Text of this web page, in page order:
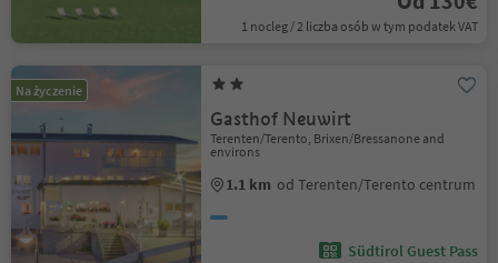
1 nocleg / 2 liczba osób w tym podatek VAT
Na życzenie
Gasthof Neuwirt
Terenten/Terento, Brixen/Bressanone and
environs
1.1 km od Terenten/Terento centrum
Südtirol Guest Pass